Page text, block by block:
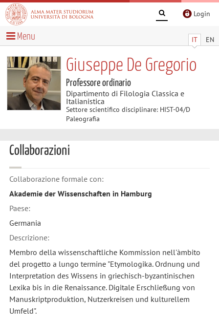
Login
IT EN
Menu
Giuseppe De Gregorio
Professore ordinario
Dipartimento di Filologia Classica e
Italianistica
Settore scientifico disciplinare: HIST-04/D
Paleografia
Collaborazioni
Collaborazione formale con:
Akademie der Wissenschaften in Hamburg
Paese:
Germania
Descrizione:
Membro della wissenschaftliche Kommission nell'àmbito
del progetto a lungo termine "Etymologika. Ordnung und
Interpretation des Wissens in griechisch-byzantinischen
Lexika bis in die Renaissance. Digitale Erschließung von
Manuskriptproduktion, Nutzerkreisen und kulturellem
Umfeld".